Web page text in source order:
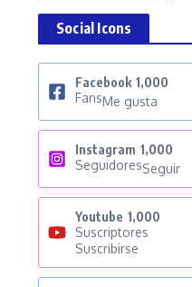
Social Icons
Facebook 1,000
FansMe gusta
Instagram 1,000
SeguidoresSeguir
Youtube 1,000
Suscriptores
Suscribirse